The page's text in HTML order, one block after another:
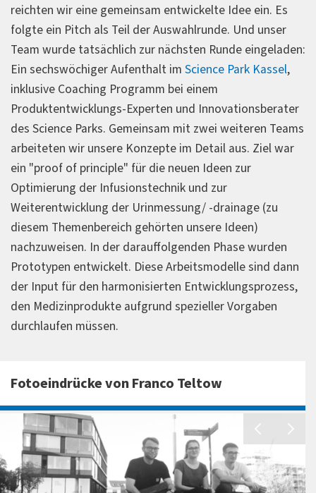
reichten wir eine gemeinsam entwickelte Idee ein. Es
folgte ein Pitch als Teil der Auswahlrunde. Und unser
Team wurde tatsächlich zur nächsten Runde eingeladen:
Ein sechswöchiger Aufenthalt im Science Park Kassel,
inklusive Coaching Programm bei einem
Produktentwicklungs-Experten und Innovationsberater
des Science Parks. Gemeinsam mit zwei weiteren Teams
arbeiteten wir unsere Konzepte im Detail aus. Ziel war
ein "proof of principle" für die neuen Ideen zur
Optimierung der Infusionstechnik und zur
Weiterentwicklung der Urinmessung/ -drainage (zu
diesem Themenbereich gehörten unsere Ideen)
nachzuweisen. In der darauffolgenden Phase wurden
Prototypen entwickelt. Diese Arbeitsmodelle sind dann
der Input für den harmonisierten Entwicklungsprozess,
den Medizinprodukte aufgrund spezieller Vorgaben
durchlaufen müssen.
Fotoeindrücke von Franco Teltow